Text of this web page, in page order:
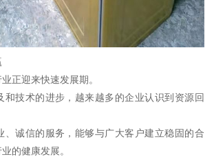
正迎来快速发展期。
和技术的进步，越来越多的企业认识到资源回
、诚信的服务，能够与广大客户建立稳固的合
的健康发展。